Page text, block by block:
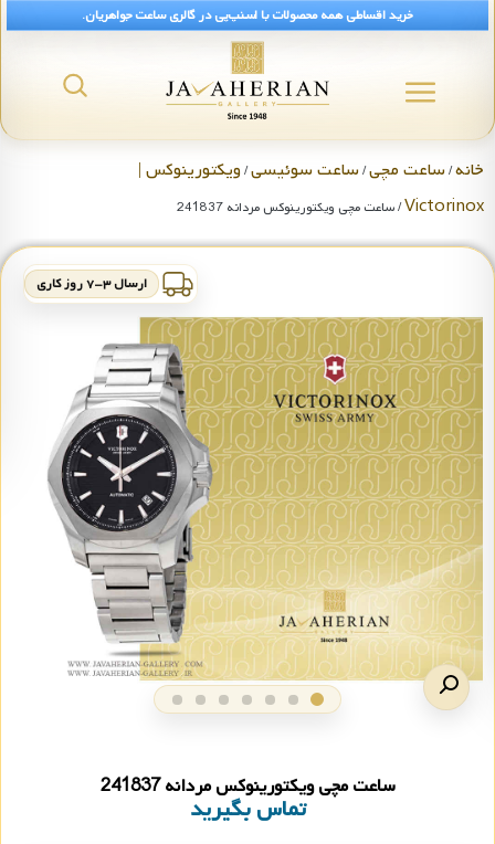
خرید اقساطی همه محصولات با اسنپ‌پی در گالری ساعت جواهریان.
خانه/ساعت مچی/ساعت سوئیسی/ویکتورینوکس |
Victorinox/ ساعت مچی ویکتورینوکس مردانه 241837
ارسال ۳-۷ روز کاری
ساعت مچی ویکتورینوکس مردانه 241837
تماس بگیرید